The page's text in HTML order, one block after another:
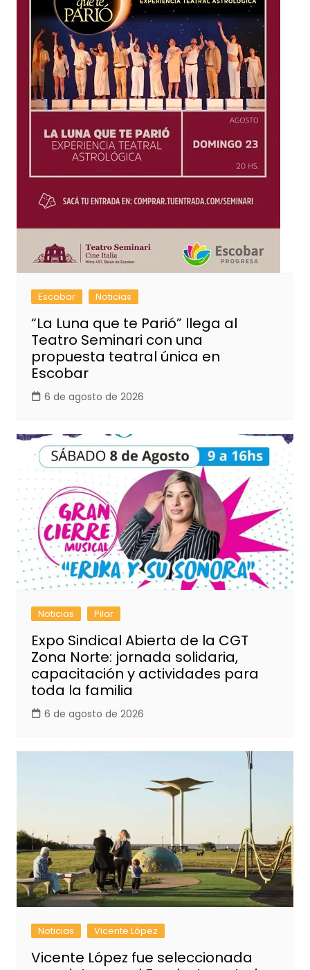
Escobar Noticias
“La Luna que te Parió” llega al
Teatro Seminari con una
propuesta teatral única en
Escobar
6 de agosto de 2026
Noticias Pilar
Expo Sindical Abierta de la CGT
Zona Norte: jornada solidaria,
capacitación y actividades para
toda la familia
6 de agosto de 2026
Noticias Vicente López
Vicente López fue seleccionada